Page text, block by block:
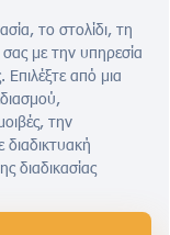
το στολίδι, τη
με την υπηρεσία
Επιλέξτε από μια
την
διαδικασίας